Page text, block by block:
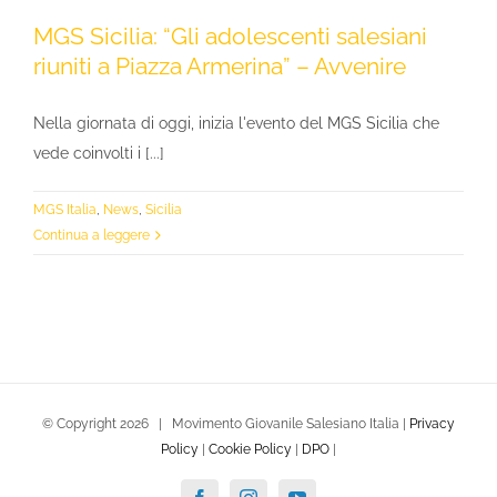
MGS Sicilia: “Gli adolescenti salesiani
riuniti a Piazza Armerina” – Avvenire
Nella giornata di oggi, inizia l'evento del MGS Sicilia che
vede coinvolti i [...]
MGS Italia News Sicilia
Continua a leggere
© Copyright 2026 | Movimento Giovanile Salesiano Italia | Privacy
Policy | Cookie Policy | DPO |